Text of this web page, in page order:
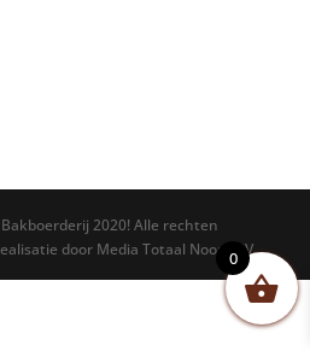
2020! Alle rechten
door Media Totaal Noord BV
0